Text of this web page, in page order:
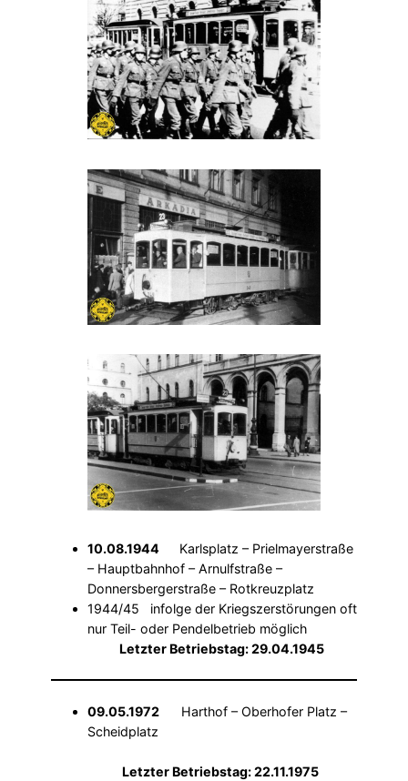
10.08.1944
Karlsplatz – Prielmayerstraße
– Hauptbahnhof – Arnulfstraße –
Donnersbergerstraße – Rotkreuzplatz
1944/45 infolge der Kriegszerstörungen oft
nur Teil- oder Pendelbetrieb möglich
Letzter Betriebstag: 29.04.1945
09.05.1972 Harthof – Oberhofer Platz –
Scheidplatz
Letzter Betriebstag: 22.11.1975